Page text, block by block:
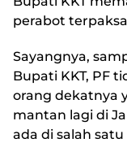
perabot
Sayangnya,
Bupati KKT, PF
orang dekatnya
mantan lagi di
ada di salah